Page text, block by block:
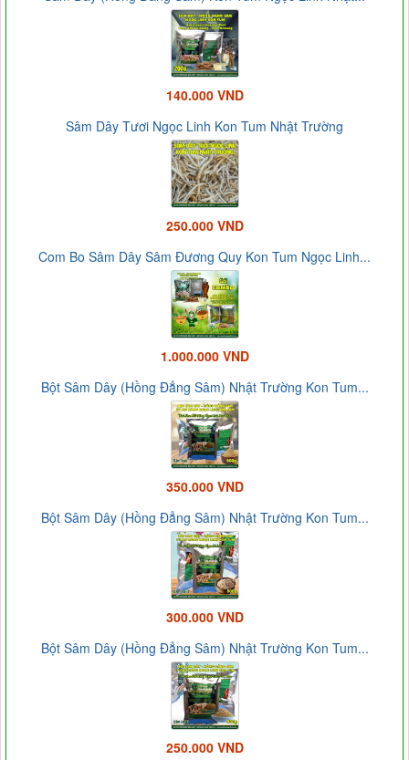
140.000 VND
Sâm Dây Tươi Ngọc Linh Kon Tum Nhật Trường
250.000 VND
Com Bo Sâm Dây Sâm Đương Quy Kon Tum Ngọc Linh...
1.000.000 VND
Bột Sâm Dây (Hồng Đẳng Sâm) Nhật Trường Kon Tum...
350.000 VND
Bột Sâm Dây (Hồng Đẳng Sâm) Nhật Trường Kon Tum...
300.000 VND
Bột Sâm Dây (Hồng Đẳng Sâm) Nhật Trường Kon Tum...
250.000 VND